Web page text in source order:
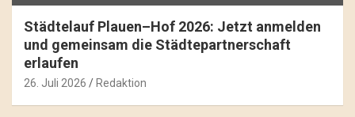
Städtelauf Plauen–Hof 2026: Jetzt anmelden
und gemeinsam die Städtepartnerschaft
erlaufen
26. Juli 2026 Redaktion